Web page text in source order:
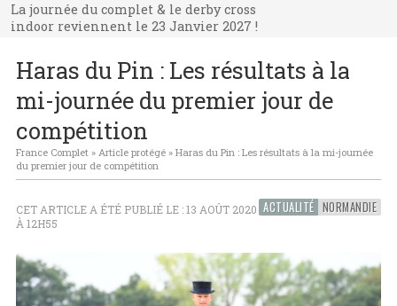
La journée du complet & le derby cross
indoor reviennent le 23 Janvier 2027 !
indoor reviennent le 23 Janvier 2027 !
Haras du Pin : Les résultats à la
mi-journée du premier jour de
compétition
France Complet» Article protégé» Haras du Pin : Les résultats à la mi-journée
du premier jour de compétition
ACTUALITÉ NORMANDIE
CET ARTICLE A ÉTÉ PUBLIÉ LE : 13 AOÛT 2020
À 12H55